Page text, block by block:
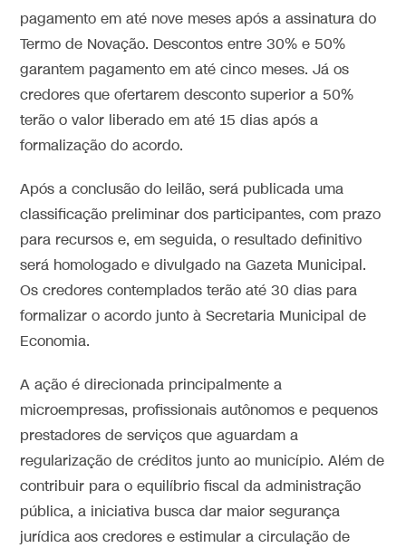
pagamento em até nove meses após a assinatura do
Termo de Novação. Descontos entre 30% e 50%
garantem pagamento em até cinco meses. Já os
credores que ofertarem desconto superior a 50%
terão o valor liberado em até 15 dias após a
formalização do acordo.
Após a conclusão do leilão, será publicada uma
classificação preliminar dos participantes, com prazo
para recursos e, em seguida, o resultado definitivo
será homologado e divulgado na Gazeta Municipal.
Os credores contemplados terão até 30 dias para
formalizar o acordo junto à Secretaria Municipal de
Economia.
A ação é direcionada principalmente a
microempresas, profissionais autônomos e pequenos
prestadores de serviços que aguardam a
regularização de créditos junto ao município. Além de
contribuir para o equilíbrio fiscal da administração
pública, a iniciativa busca dar maior segurança
jurídica aos credores e estimular a circulação de